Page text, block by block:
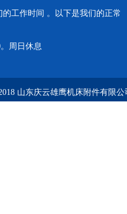
工作时间 。以下是我们的正常
周日休息
山东庆云雄鹰机床附件有限